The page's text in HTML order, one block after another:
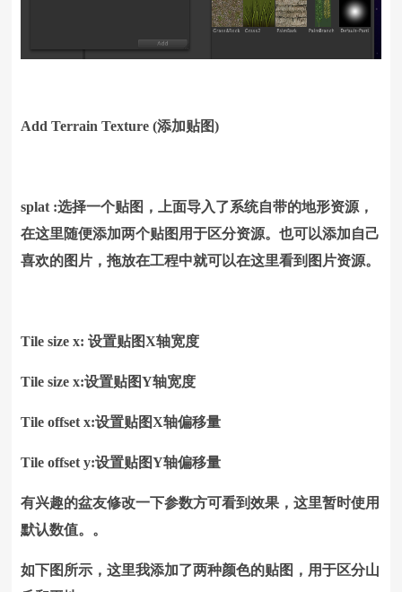
Add Terrain Texture (添加贴图)
splat :选择一个贴图，上面导入了系统自带的地形资源，
在这里随便添加两个贴图用于区分资源。也可以添加自己
喜欢的图片，拖放在工程中就可以在这里看到图片资源。
Tile size x: 设置贴图X轴宽度
Tile size x:设置贴图Y轴宽度
Tile offset x:设置贴图X轴偏移量
Tile offset y:设置贴图Y轴偏移量
有兴趣的盆友修改一下参数方可看到效果，这里暂时使用
默认数值。。
如下图所示，这里我添加了两种颜色的贴图，用于区分山